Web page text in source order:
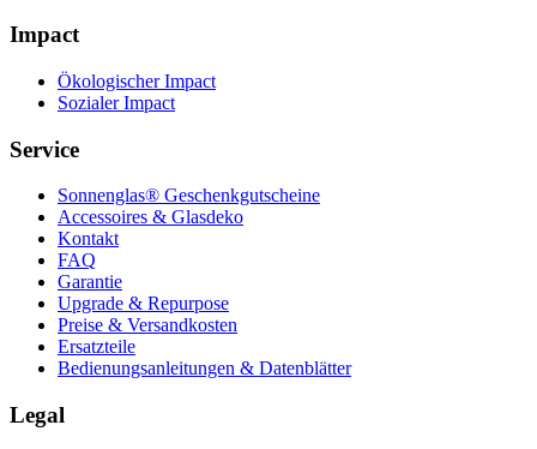
Impact
Ökologischer Impact
Sozialer Impact
Service
Sonnenglas® Geschenkgutscheine
Accessoires & Glasdeko
Kontakt
FAQ
Garantie
Upgrade & Repurpose
Preise & Versandkosten
Ersatzteile
Bedienungsanleitungen & Datenblätter
Legal